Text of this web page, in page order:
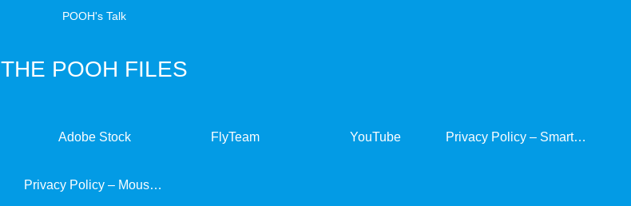
POOH's Talk
THE POOH FILES
Adobe Stock FlyTeam YouTube Privacy Policy – SmartCabinet
Privacy Policy – MouseMate